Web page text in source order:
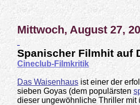
Mittwoch, August 27,
Spanischer Filmhit auf
Cineclub-Filmkritik
Das Waisenhaus ist einer der
sieben Goyas (dem populärsten
dieser ungewöhnliche Thriller mit